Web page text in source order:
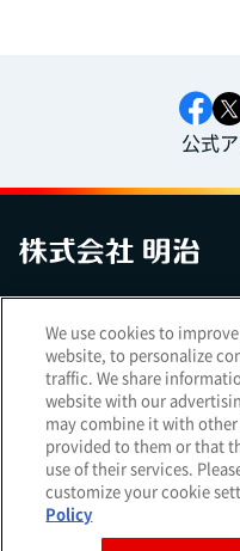
公式
アクセシビリティへの対応
Cookie Settings
明治ホールディングス株式
Meiji Seika ファルマ株式会社
We use cookies to
website, to personalize
traffic. We share
website with our
may combine it with
provided to them or that
use of their services.
customize your cookie
Policy